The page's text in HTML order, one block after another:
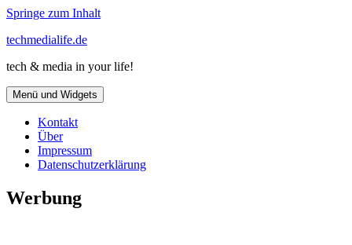
Springe zum Inhalt
techmedialife.de
tech & media in your life!
Menü und Widgets
Kontakt
Über
Impressum
Datenschutzerklärung
Werbung